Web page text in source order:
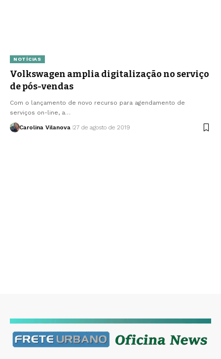
NOTÍCIAS
Volkswagen amplia digitalização no serviço
de pós-vendas
Com o lançamento de novo recurso para agendamento de
serviços on-line, a…
Carolina Vilanova 27 de agosto de 2019